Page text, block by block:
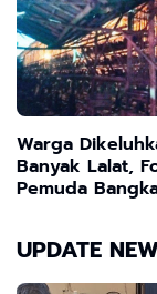
Warga
Banyak Lalat,
Pemuda
Peternakan
Izin
UPDATE